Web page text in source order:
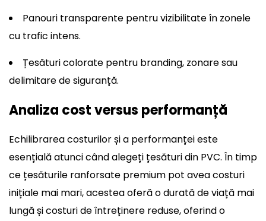
Panouri transparente pentru vizibilitate în zonele
cu trafic intens.
Țesături colorate pentru branding, zonare sau
delimitare de siguranță.
Analiza cost versus performanță
Echilibrarea costurilor și a performanței este
esențială atunci când alegeți țesături din PVC. În timp
ce țesăturile ranforsate premium pot avea costuri
inițiale mai mari, acestea oferă o durată de viață mai
lungă și costuri de întreținere reduse, oferind o